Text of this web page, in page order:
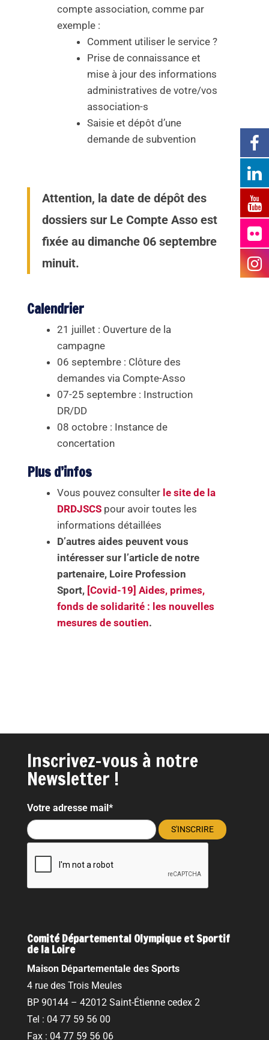
compte association, comme par
exemple :
Comment utiliser le service ?
Prise de connaissance et
mise à jour des informations
administratives de votre/vos
association-s
Saisie et dépôt d’une
demande de subvention
Attention, la date de dépôt des
dossiers sur Le Compte Asso est
fixée au dimanche 06 septembre
minuit.
Calendrier
21 juillet : Ouverture de la
campagne
06 septembre : Clôture des
demandes via Compte-Asso
07-25 septembre : Instruction
DR/DD
08 octobre : Instance de
concertation
Plus d’infos
Vous pouvez consulter le site de la
DRDJSCS pour avoir toutes les
informations détaillées
D’autres aides peuvent vous
intéresser sur l’article de notre
partenaire, Loire Profession
Sport, [Covid-19] Aides, primes,
fonds de solidarité : les nouvelles
mesures de soutien.
Inscrivez-vous à notre
Newsletter !
Votre adresse mail*
Comité Départemental Olympique et Sportif
de la Loire
Maison Départementale des Sports
4 rue des Trois Meules
BP 90144 – 42012 Saint-Étienne cedex 2
Tel : 04 77 59 56 00
Fax : 04 77 59 56 06